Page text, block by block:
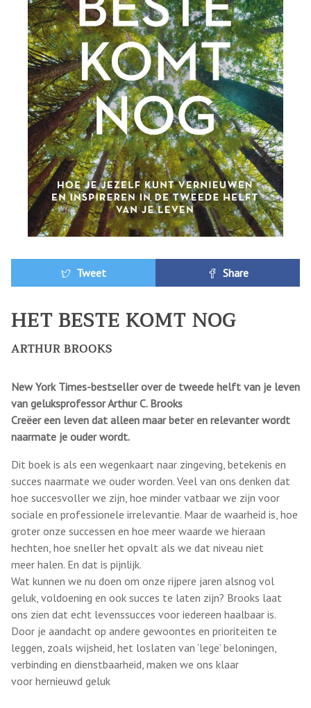
Tweet Share
HET BESTE KOMT NOG
ARTHUR BROOKS
New York Times-bestseller over de tweede helft van je leven
van geluksprofessor Arthur C. Brooks
Creëer een leven dat alleen maar beter en relevanter wordt
naarmate je ouder wordt.
Dit boek is als een wegenkaart naar zingeving, betekenis en
succes naarmate we ouder worden. Veel van ons denken dat
hoe succesvoller we zijn, hoe minder vatbaar we zijn voor
sociale en professionele irrelevantie. Maar de waarheid is, hoe
groter onze successen en hoe meer waarde we hieraan
hechten, hoe sneller het opvalt als we dat niveau niet
meer halen. En dat is pijnlijk.
Wat kunnen we nu doen om onze rijpere jaren alsnog vol
geluk, voldoening en ook succes te laten zijn? Brooks laat
ons zien dat echt levenssucces voor iedereen haalbaar is.
Door je aandacht op andere gewoontes en prioriteiten te
leggen, zoals wijsheid, het loslaten van ‘lege’ beloningen,
verbinding en dienstbaarheid, maken we ons klaar
voor hernieuwd geluk